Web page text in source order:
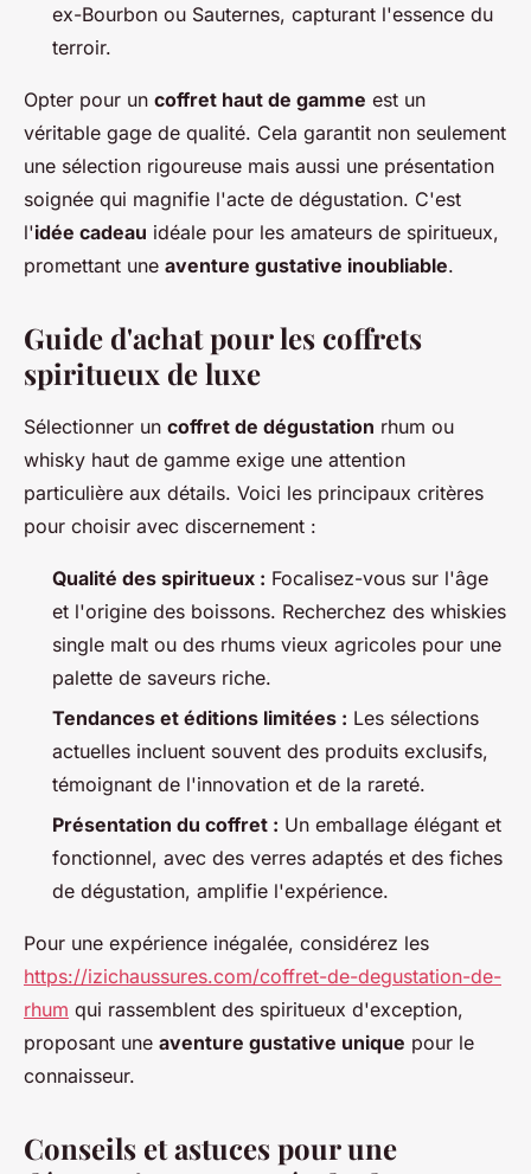
ex-Bourbon ou Sauternes, capturant l'essence du
terroir.
Opter pour un coffret haut de gamme est un
véritable gage de qualité. Cela garantit non seulement
une sélection rigoureuse mais aussi une présentation
soignée qui magnifie l'acte de dégustation. C'est
l'idée cadeau idéale pour les amateurs de spiritueux,
promettant une aventure gustative inoubliable.
Guide d'achat pour les coffrets
spiritueux de luxe
Sélectionner un coffret de dégustation rhum ou
whisky haut de gamme exige une attention
particulière aux détails. Voici les principaux critères
pour choisir avec discernement :
Qualité des spiritueux : Focalisez-vous sur l'âge
et l'origine des boissons. Recherchez des whiskies
single malt ou des rhums vieux agricoles pour une
palette de saveurs riche.
Tendances et éditions limitées : Les sélections
actuelles incluent souvent des produits exclusifs,
témoignant de l'innovation et de la rareté.
Présentation du coffret : Un emballage élégant et
fonctionnel, avec des verres adaptés et des fiches
de dégustation, amplifie l'expérience.
Pour une expérience inégalée, considérez les
https://izichaussures.com/coffret-de-degustation-de-
rhum qui rassemblent des spiritueux d'exception,
proposant une aventure gustative unique pour le
connaisseur.
Conseils et astuces pour une